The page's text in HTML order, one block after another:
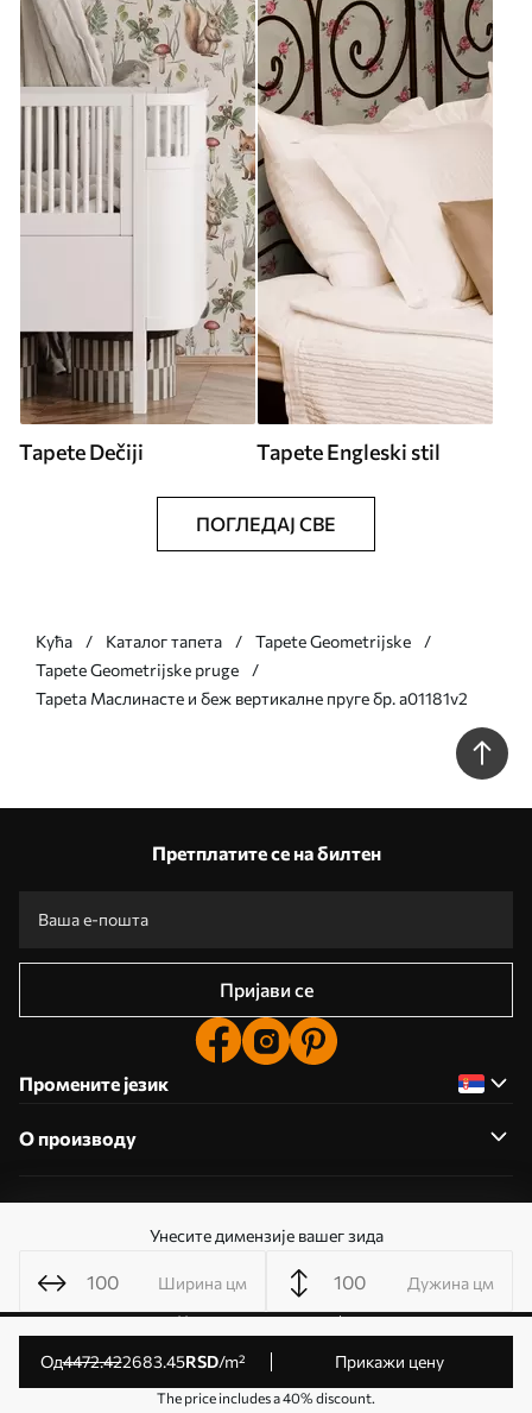
Унесите димензије вашег зида
Ширина цм Дужина цм
од4472.422683.45RSD/m² Прикажи цену
The price includes a 40% discount.
Tapete Dečiji Tapete Engleski stil
ПОГЛЕДАЈ СВЕ
Кућа Каталог тапета
Tapete Geometrijske
Tapete Geometrijske pruge
Tapeta Маслинасте и беж вертикалне пруге бр. a01181v2
Претплатите се на билтен
Пријави се
Промените језик
О производу
О компанији
Уредите дозволе колачића
© 2011- 2026 Uwalls . Сва права задржана. Управља KLW
Sp. z o.o. ИД за ПДВ: PL9223057591.